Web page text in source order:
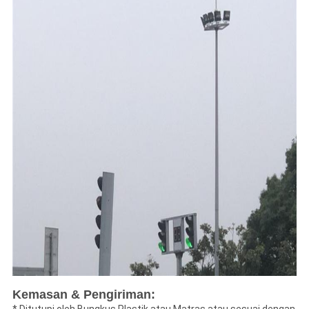
Kemasan & Pengiriman: